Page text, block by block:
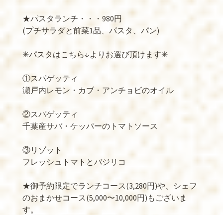
★パスタランチ・・・980円
(プチサラダと前菜1品、パスタ、パン)
✳︎パスタはこちら↓よりお選び頂けます✳︎
①スパゲッティ
瀬戸内レモン・カブ・アンチョビのオイル
②スパゲッティ
千葉産サバ・ケッパーのトマトソース
③リゾット
フレッシュトマトとバジリコ
★御予約限定でランチコース(3,280円)や、シェフ
のおまかせコース(5,000〜10,000円)もございま
す。